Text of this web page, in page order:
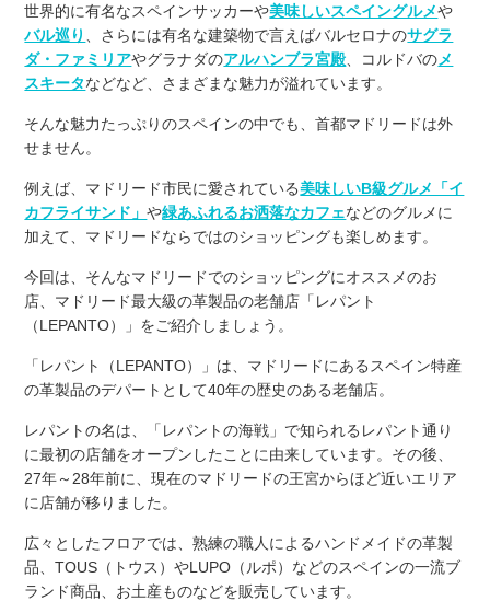
世界的に有名なスペインサッカーや美味しいスペイングルメや
バル巡り
、さらには有名な建築物で言えばバルセロナのサグラ
ダ・ファミリアやグラナダのアルハンブラ宮殿 、コルドバのメ
スキータなどなど、さまざまな魅力が溢れています。
そんな魅力たっぷりのスペインの中でも、首都マドリードは外
せません。
例えば、マドリード市民に愛されている美味しいB級グルメ「イ
カフライサンド」や緑あふれるお洒落なカフェなどのグルメに
加えて、マドリードならではのショッピングも楽しめます。
今回は、そんなマドリードでのショッピングにオススメのお
店、マドリード最大級の革製品の老舗店「レパント
（LEPANTO）」をご紹介しましょう。
「レパント（LEPANTO）」は、マドリードにあるスペイン特産
の革製品のデパートとして40年の歴史のある老舗店。
レパントの名は、「レパントの海戦」で知られるレパント通り
に最初の店舗をオープンしたことに由来しています。その後、
27年～28年前に、現在のマドリードの王宮からほど近いエリア
に店舗が移りました。
広々としたフロアでは、熟練の職人によるハンドメイドの革製
品、TOUS（トウス）やLUPO（ルポ）などのスペインの一流ブ
ランド商品、お土産ものなどを販売しています。